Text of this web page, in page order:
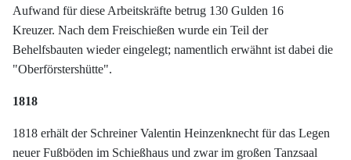
Aufwand für diese Arbeitskräfte betrug 130 Gulden 16
Kreuzer. Nach dem Freischießen wurde ein Teil der
Behelfsbauten wieder eingelegt; namentlich erwähnt ist dabei die
"Oberförstershütte".
1818
1818 erhält der Schreiner Valentin Heinzenknecht für das Legen
neuer Fußböden im Schießhaus und zwar im großen Tanzsaal